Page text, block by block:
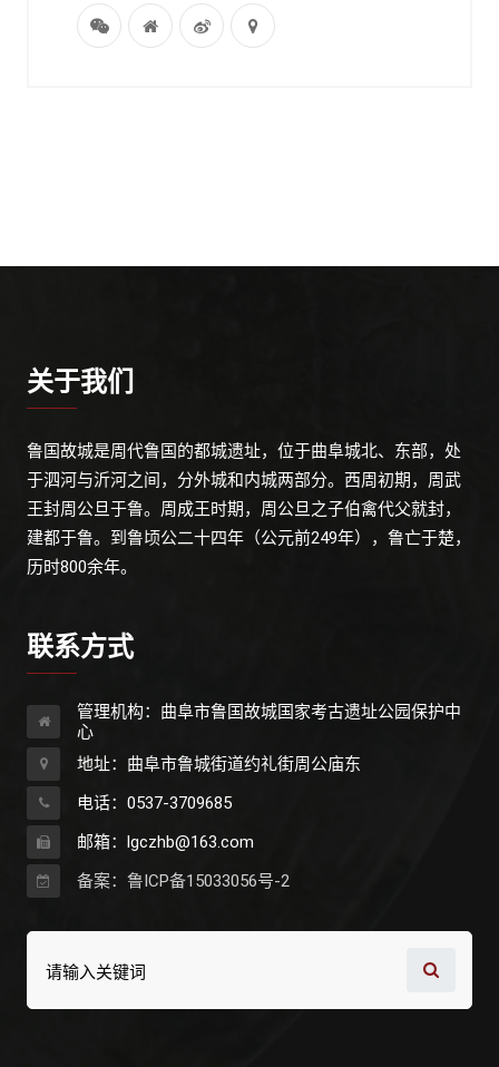
关于我们
鲁国故城是周代鲁国的都城遗址，位于曲阜城北、东部，处
于泗河与沂河之间，分外城和内城两部分。西周初期，周武
王封周公旦于鲁。周成王时期，周公旦之子伯禽代父就封，
建都于鲁。到鲁顷公二十四年（公元前249年），鲁亡于楚，
历时800余年。
联系方式
管理机构：曲阜市鲁国故城国家考古遗址公园保护中
心
地址：曲阜市鲁城街道约礼街周公庙东
电话：0537-3709685
邮箱：lgczhb@163.com
备案：鲁ICP备15033056号-2